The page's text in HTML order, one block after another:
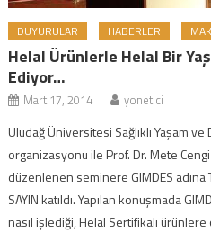
DUYURULAR HABERLER
Helal Ürünlerle Helal Bir
Ediyor…
Mart 17, 2014 yonetici
Uludağ Üniversitesi Sağlıklı Yaşam
organizasyonu ile Prof. Dr. Mete
düzenlenen seminere GIMDES
SAYIN katıldı. Yapılan konuşmada
nasıl işlediği, Helal Sertifikalı